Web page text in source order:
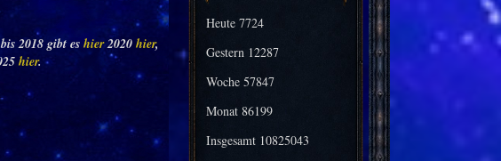
Heute7724
Gestern 12287
Woche57847
Monat86199
Insgesamt 10825043
2018 gibt es hier2020 hier,
hier.